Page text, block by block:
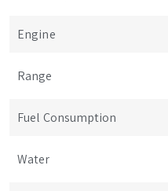
Engine
Range
Fuel Consumption
Water